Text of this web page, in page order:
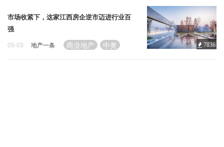
关于我们
市场收紧下，这家江西房企逆市迈进行业百
强
05-03 地产一条 商业地产 中奥 7836